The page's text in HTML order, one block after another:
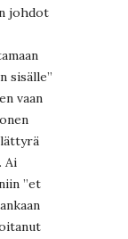
johdot
sisälle”
vaan
Ai
”et